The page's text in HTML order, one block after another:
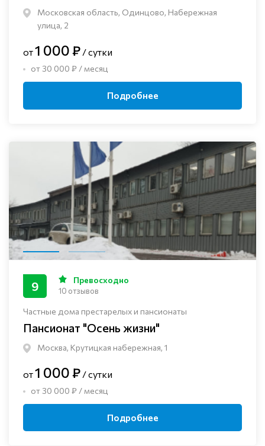
Московская область, Одинцово, Набережная
улица, 2
от1 000 ₽ / сутки
от 30 000 ₽ / месяц
Подробнее
Частные дома престарелых и пансионаты
Пансионат "Осень жизни"
Москва, Крутицкая набережная, 1
9 Превосходно
10 отзывов
от1 000 ₽ / сутки
от 30 000 ₽ / месяц
Подробнее